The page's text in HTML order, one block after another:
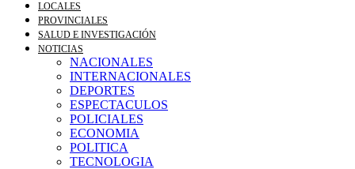
LOCALES
PROVINCIALES
SALUD E INVESTIGACIÓN
NOTICIAS
NACIONALES
INTERNACIONALES
DEPORTES
ESPECTACULOS
POLICIALES
ECONOMIA
POLITICA
TECNOLOGIA